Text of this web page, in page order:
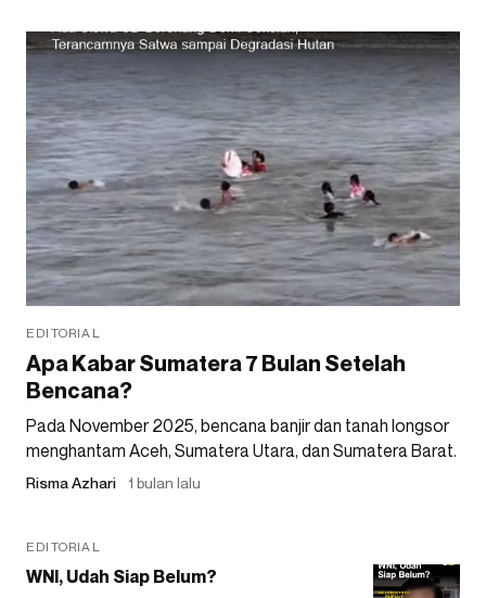
EDITORIAL
Apa Kabar Sumatera 7 Bulan Setelah
Bencana?
Pada November 2025, bencana banjir dan tanah longsor
menghantam Aceh, Sumatera Utara, dan Sumatera Barat.
Risma Azhari 1 bulan lalu
EDITORIAL
WNI, Udah Siap Belum?